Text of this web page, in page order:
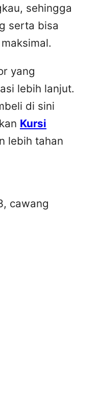
sehingga
serta bisa
yang
lebih lanjut.
di sini
Kursi
lebih tahan
cawang